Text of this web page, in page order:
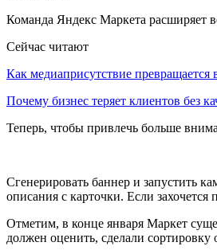
Команда Яндекс Маркета расширяет
Сейчас читают
Как медиаприсутствие
Почему бизнес теряет клиентов без
Теперь, чтобы привлечь больше
Сгенерировать баннер и запустить
описания с карточки. Если
Отметим, в конце января Маркет
должен оценить, сделали сортировку